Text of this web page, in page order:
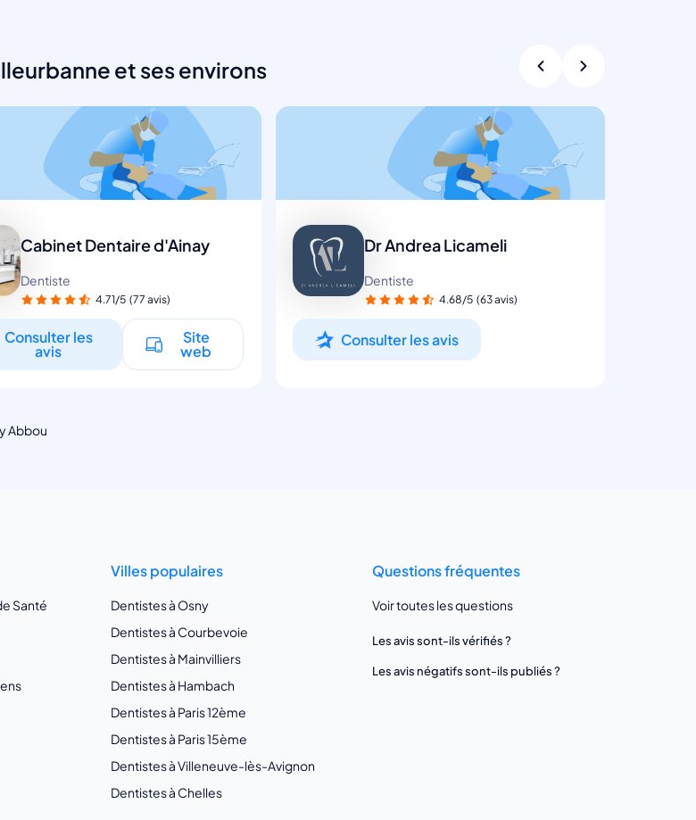
et ses environs
Cabinet Dentaire d'Ainay
Dentiste
4.71/5 (77 avis)
Consulter les
avis
Site
web
Dr Andrea Licameli
Dentiste
4.68/5 (63 avis)
Consulter les avis
Abbou
Santé
Villes populaires
Dentistes à Osny
Dentistes à Courbevoie
Dentistes à Mainvilliers
Dentistes à Hambach
Dentistes à Paris 12ème
Dentistes à Paris 15ème
Dentistes à Villeneuve-lès-Avignon
Dentistes à Chelles
Questions fréquentes
Voir toutes les questions
Les avis sont-ils vérifiés ?
Les avis négatifs sont-ils publiés ?